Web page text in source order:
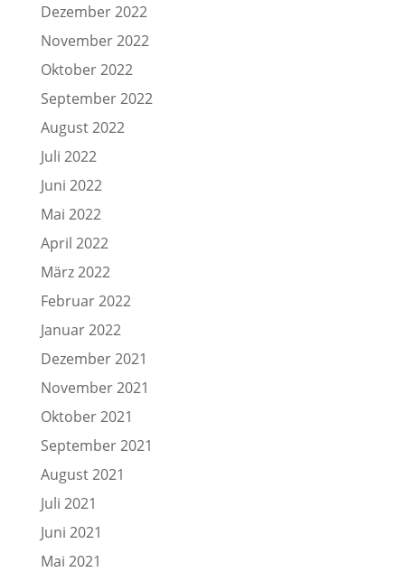
Dezember 2022
November 2022
Oktober 2022
September 2022
August 2022
Juli 2022
Juni 2022
Mai 2022
April 2022
März 2022
Februar 2022
Januar 2022
Dezember 2021
November 2021
Oktober 2021
September 2021
August 2021
Juli 2021
Juni 2021
Mai 2021